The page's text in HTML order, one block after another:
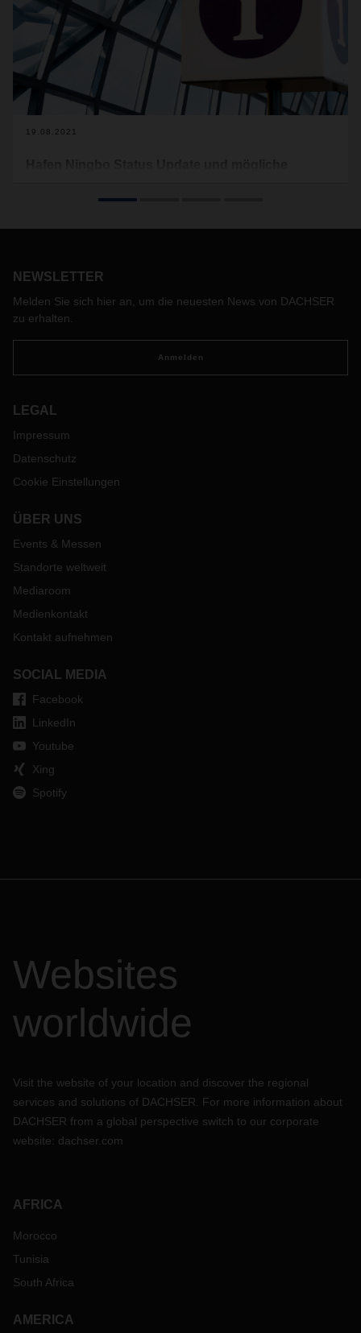
19.08.2021
möchten wir Ihnen nachfolgend einen Überblick über die
NEWSLETTER
Melden Sie sich hier an, um die neuesten News von DACHSER
zu erhalten.
Anmelden
LEGAL
Impressum
Datenschutz
Cookie Einstellungen
ÜBER UNS
Events & Messen
Standorte weltweit
Mediaroom
Medienkontakt
Kontakt aufnehmen
SOCIAL MEDIA
Facebook
LinkedIn
Youtube
Xing
Spotify
Websites
worldwide
Visit the website of your location and discover the regional
services and solutions of DACHSER. For more information about
DACHSER from a global perspective switch to our corporate
website: dachser.com
AFRICA
Morocco
Tunisia
South Africa
AMERICA